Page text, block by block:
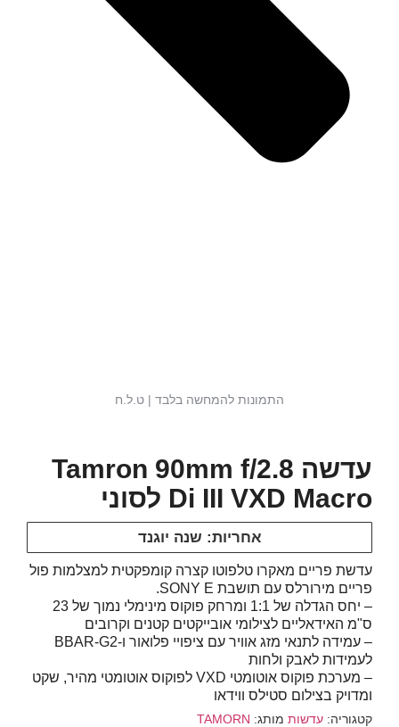
התמונות להמחשה בלבד | ט.ל.ח
עדשה Tamron 90mm f/2.8
Di III VXD Macro לסוני
אחריות: שנה יוגנד
עדשת פריים מאקרו טלפוטו קצרה קומפקטית למצלמות פול
פריים מירורלס עם תושבת
SONY E.
– יחס הגדלה של 1:1 ומרחק פוקוס מינימלי נמוך של 23
ס"מ האידאליים לצילומי אובייקטים קטנים וקרובים
– עמידה לתנאי מזג אוויר עם ציפויי פלואור ו-
BBAR-G2
לעמידות לאבק ולחות
– מערכת פוקוס אוטומטי VXD לפוקוס אוטומטי מהיר, שקט
ומדויק בצילום סטילס ווידאו
קטגוריה: עדשות מותג: TAMORN